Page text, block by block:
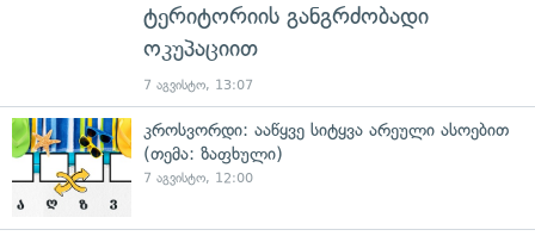
ტერიტორიის განგრძობადი
ოკუპაციით
7 აგვისტო, 13:07
კროსვორდი: ააწყვე სიტყვა არეული ასოებით
(თემა: ზაფხული)
7 აგვისტო, 12:00